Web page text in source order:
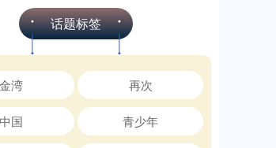
话题标签
金湾 再次
中国 青少年